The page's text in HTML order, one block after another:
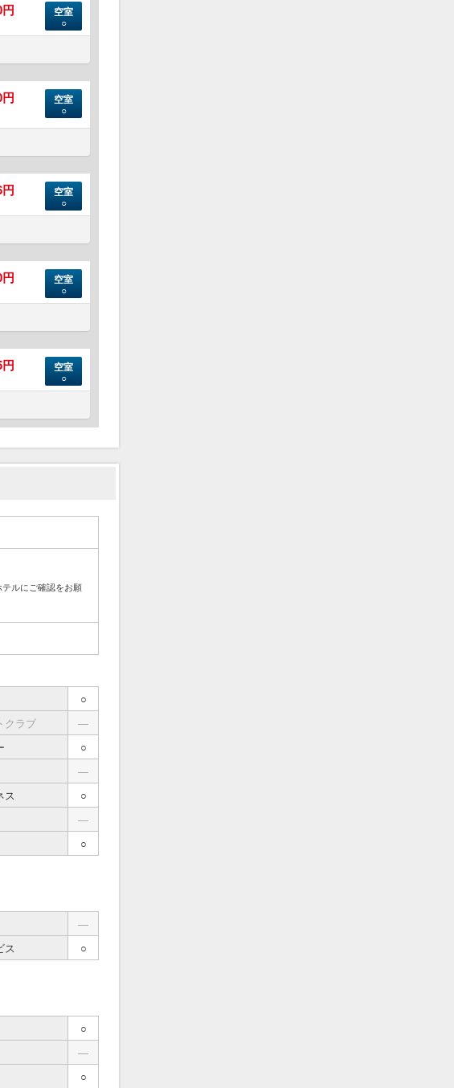
空室
○
空室
○
空室
○
空室
○
空室
○
ルにご確認をお願
○
クラブ
―
○
―
ス
○
―
○
―
ス
○
○
―
○